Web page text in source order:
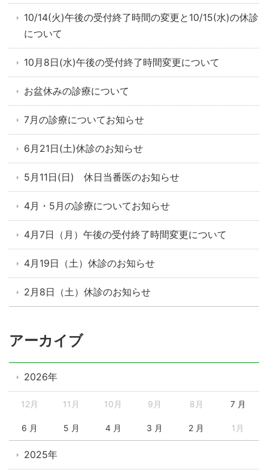
10/14(火)午後の受付終了時間の変更と10/15(水)の休診
について
10月8日(水)午後の受付終了時間変更について
お盆休みの診療について
7月の診療についてお知らせ
6月21日(土)休診のお知らせ
5月11日(日) 休日当番医のお知らせ
4月・5月の診療についてお知らせ
4月7日（月）午後の受付終了時間変更について
4月19日（土）休診のお知らせ
2月8日（土）休診のお知らせ
アーカイブ
2026年
12月 11月 10月 9月 8月 7 月
6 月 5 月 4 月 3 月 2 月 1月
2025年